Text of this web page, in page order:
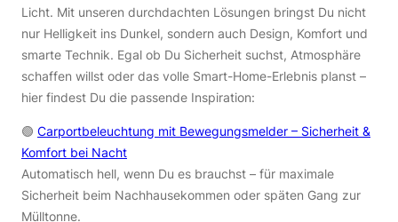
Licht. Mit unseren durchdachten Lösungen bringst Du nicht
nur Helligkeit ins Dunkel, sondern auch Design, Komfort und
smarte Technik. Egal ob Du Sicherheit suchst, Atmosphäre
schaffen willst oder das volle Smart-Home-Erlebnis planst –
hier findest Du die passende Inspiration:
🟢 Carportbeleuchtung mit Bewegungsmelder – Sicherheit &
Komfort bei Nacht
Automatisch hell, wenn Du es brauchst – für maximale
Sicherheit beim Nachhausekommen oder späten Gang zur
Mülltonne.